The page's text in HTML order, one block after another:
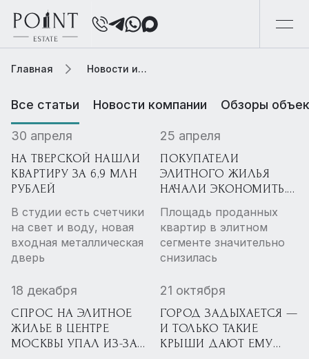
Главная Новости и обзоры
Все статьи Новости компании Обзоры
30 апреля
НА ТВЕРСКОЙ НАШЛИ
КВАРТИРУ ЗА 6,9 МЛН
РУБЛЕЙ
В студии есть счетчики
на свет и воду, новая
входная металлическая
дверь
25 апреля
ПОКУПАТЕЛИ
ЭЛИТНОГО ЖИЛЬЯ
НАЧАЛИ ЭКОНОМИТЬ.
ПОМЕЩЕНИЯМИ ОНИ
ГОТОВЫ
ПОЖЕРТВОВАТЬ И С
ЧЕМ СВЯЗАН ТРЕНД
Площадь проданных
квартир в элитном
сегменте значительно
снизилась
18 декабря
СПРОС НА ЭЛИТНОЕ
ЖИЛЬЕ В ЦЕНТРЕ
МОСКВЫ УПАЛ ИЗ-ЗА
21 октября
ГОРОД ЗАДЫХАЕТСЯ —
И ТОЛЬКО ТАКИЕ
КРЫШИ ДАЮТ ЕМУ